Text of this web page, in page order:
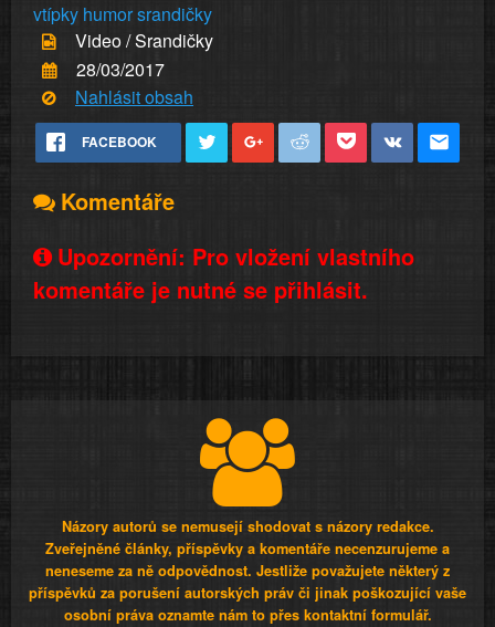
vtípky humorsrandičky
Video / Srandičky
28/03/2017
Nahlásit obsah
FACEBOOK
Komentáře
Upozornění: Pro vložení vlastního
komentáře je nutné se přihlásit.
Názory autorů se nemusejí shodovat s názory redakce.
Zveřejněné články, příspěvky a komentáře necenzurujeme a
neneseme za ně odpovědnost. Jestliže považujete některý z
příspěvků za porušení autorských práv či jinak poškozující vaše
osobní práva oznamte nám to přes kontaktní formulář.